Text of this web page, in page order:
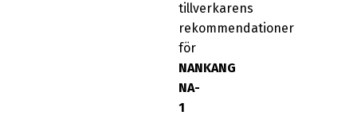
tillverkarens
rekommendationer
för
NANKANG
NA-
1